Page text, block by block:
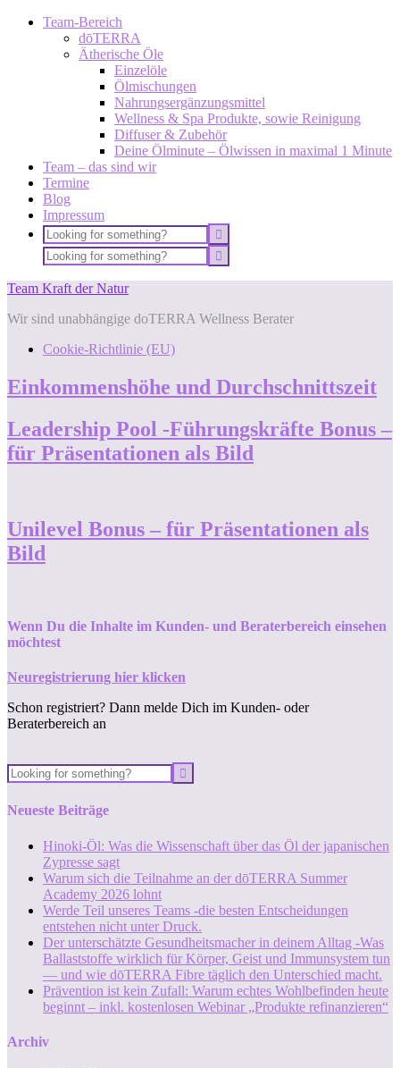
Team-Bereich
dōTERRA
Ätherische Öle
Einzelöle
Ölmischungen
Nahrungsergänzungsmittel
Wellness & Spa Produkte, sowie Reinigung
Diffuser & Zubehör
Deine Ölminute – Ölwissen in maximal 1 Minute
Team – das sind wir
Termine
Blog
Impressum
Team Kraft der Natur
Wir sind unabhängige doTERRA Wellness Berater
Cookie-Richtlinie (EU)
Einkommenshöhe und Durchschnittszeit
Leadership Pool -Führungskräfte Bonus –
für Präsentationen als Bild
Unilevel Bonus – für Präsentationen als
Bild
Wenn Du die Inhalte im Kunden- und Beraterbereich einsehen
möchtest
Neuregistrierung hier klicken
Schon registriert? Dann melde Dich im Kunden- oder
Beraterbereich an
Neueste Beiträge
Hinoki-Öl: Was die Wissenschaft über das Öl der japanischen
Zypresse sagt
Warum sich die Teilnahme an der dōTERRA Summer
Academy 2026 lohnt
Werde Teil unseres Teams -die besten Entscheidungen
entstehen nicht unter Druck.
Der unterschätzte Gesundheitsmacher in deinem Alltag -Was
Ballaststoffe wirklich für Körper, Geist und Immunsystem tun
— und wie dōTERRA Fibre täglich den Unterschied macht.
Prävention ist kein Zufall: Warum echtes Wohlbefinden heute
beginnt – inkl. kostenlosen Webinar „Produkte refinanzieren“
Archiv